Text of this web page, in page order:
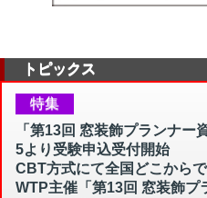
トピックス
特集
「第13回 窓装飾プランナー
5より受験申込受付開始
CBT方式にて全国どこから
WTP主催「第13回 窓装飾プ